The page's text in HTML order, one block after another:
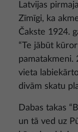
Latvijas
Zīmīgi, ka
Čakste 1924.
“Te jābūt
pamatakmeni.
vieta
divām skatu
Dabas takas
un tā ved uz